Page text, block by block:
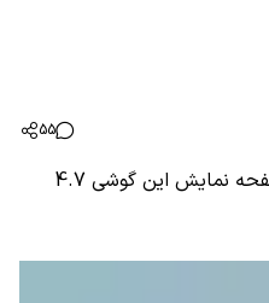
55
: روز گذشته عکس های جدیدی از آیفون 6 در کنار آیفون 5s و اچ تی سی ام 8 منتشر شد. در عکس های جدیدی که از آیفون 6 منتشر شده است، مشخص شده است که صفحه نمایش این گوشی 4.7